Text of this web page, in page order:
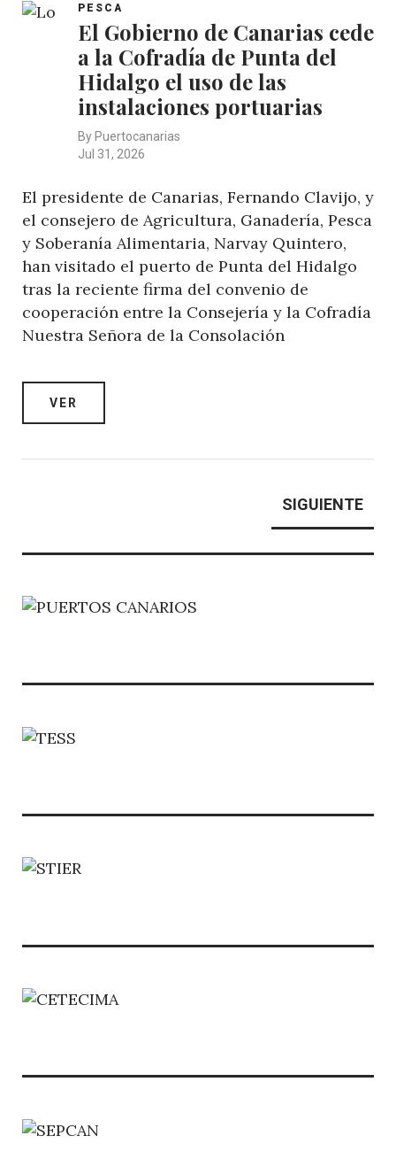
PESCA
El Gobierno de Canarias cede
a la Cofradía de Punta del
Hidalgo el uso de las
instalaciones portuarias
By Puertocanarias
Jul 31, 2026
El presidente de Canarias, Fernando Clavijo, y
el consejero de Agricultura, Ganadería, Pesca
y Soberanía Alimentaria, Narvay Quintero,
han visitado el puerto de Punta del Hidalgo
tras la reciente firma del convenio de
cooperación entre la Consejería y la Cofradía
Nuestra Señora de la Consolación
VER
SIGUIENTE
PÁGINA
SIGUIENTE